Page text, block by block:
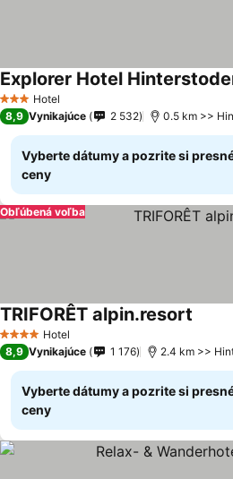
3 Počet hviezdičiek
Hotel
Explorer Hotel
8,9 Vynikajúce 2 532 0.5 km >>
Vyberte dátumy a pozrite si
ceny
Obľúbená voľba
4 Počet hviezdičiek
Hotel
TRIFORÊT alpin.resort
8,9 Vynikajúce 1 176 2.4 km >>
Vyberte dátumy a pozrite si
ceny